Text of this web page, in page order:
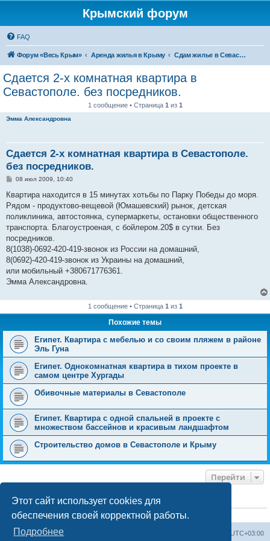
Этот сайт использует cookies для
обеспечения своей корректной работы.
Подробнее
Крымский форум
FAQ
Форум «Весь Крым» Аренда жилья в Крыму Сдам жилье в Севастополе
Сдается 2-х комнатная квартира в
Севастополе. без посредников.
1 сообщение • Страница 1 из 1
Эмма Александровна
Сдается 2-х комнатная квартира в Севастополе.
без посредников.
С
о
щ
е
и
е
08 июл 2009, 10:40
Квартира находится в 15 минутах хотьбы по Парку Победы до моря.
Рядом - продуктово-вещевой (Юмашевский) рынок, детская
поликлиника, автостоянка, супермаркеты, остановки общественного
транспорта. Благоустроеная, с бойлером.20$ в сутки. Без
посредников.
8(1038)-0692-420-419-звонок из России на домашний,
8(0692)-420-419-звонок из Украины на домашний,
или мобильный +380671776361.
Эмма Александровна.
1 сообщение • Страница 1 из 1
Похожие темы
Египет. Квартира с мебелью и со своим пляжем в районе
Эль Гуна
Египет. Однокомнатная квартира в тихом проекте в
самом центре Хургады
Обивочные материалы в Севастополе
Египет. Квартира с одной спальней в проекте с
множеством бассейнов и красивым ландшафтом
Строительство домов в Севастополе и Крыму
Перейти
КТО СЕЙЧАС НА КОНФЕРЕНЦИИ
Сейчас этот форум просматривают:ClaudeBot [ИИ бот]и 12 гостей
Форум «Весь Крым» UTC+03:00